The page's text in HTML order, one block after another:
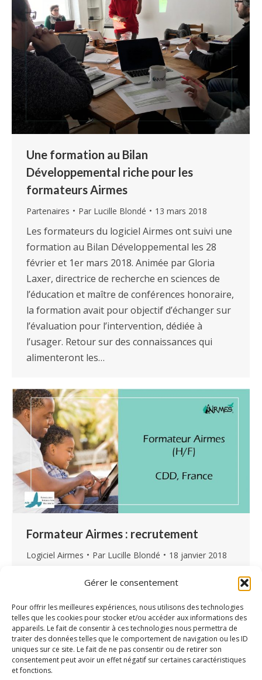
Gérer le consentement
Pour offrir les meilleures expériences, nous utilisons des technologies
telles que les cookies pour stocker et/ou accéder aux informations des
appareils. Le fait de consentir à ces technologies nous permettra de
traiter des données telles que le comportement de navigation ou les ID
uniques sur ce site. Le fait de ne pas consentir ou de retirer son
consentement peut avoir un effet négatif sur certaines caractéristiques
et fonctions.
Une formation au Bilan
Développemental riche pour les
formateurs Airmes
Partenaires Par Lucille Blondé 13 mars 2018
Les formateurs du logiciel Airmes ont suivi une
formation au Bilan Développemental les 28
février et 1er mars 2018. Animée par Gloria
Laxer, directrice de recherche en sciences de
l’éducation et maître de conférences honoraire,
la formation avait pour objectif d’échanger sur
l’évaluation pour l’intervention, dédiée à
l’usager. Retour sur des connaissances qui
alimenteront les…
Formateur Airmes : recrutement
Logiciel Airmes Par Lucille Blondé 18 janvier 2018
sur toute la france, afin d’assurer des
formations ponctuelles au sein
d’établissements médico-sociaux. fiche-
poste_formateur-airmes Localisation :
déplacement sur toute la France et sur l’Europe